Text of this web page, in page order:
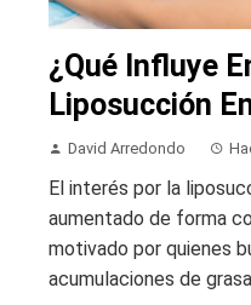
¿Qué Influye
Liposucción
David Arredondo
El interés por la
aumentado de forma
motivado por quienes
acumulaciones de